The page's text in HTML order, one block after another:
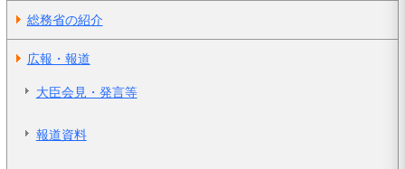
総務省の紹介
広報・報道
大臣会見・発言等
報道資料